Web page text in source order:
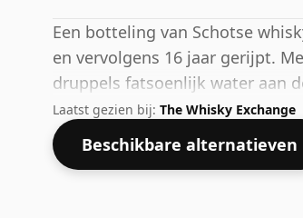
Een botteling van Schotse
en vervolgens 16 jaar gerijpt.
druppels fatsoenlijk water aan
verbeteren en de geest te
Laatst gezien bij: The Whisky Exchange
Beschikbare alternatieven